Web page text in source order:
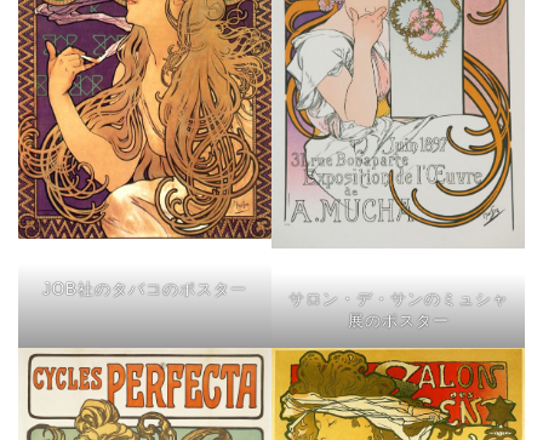
JOB社のタバコのポスター
サロン・デ・サンのミュシャ
展のポスター